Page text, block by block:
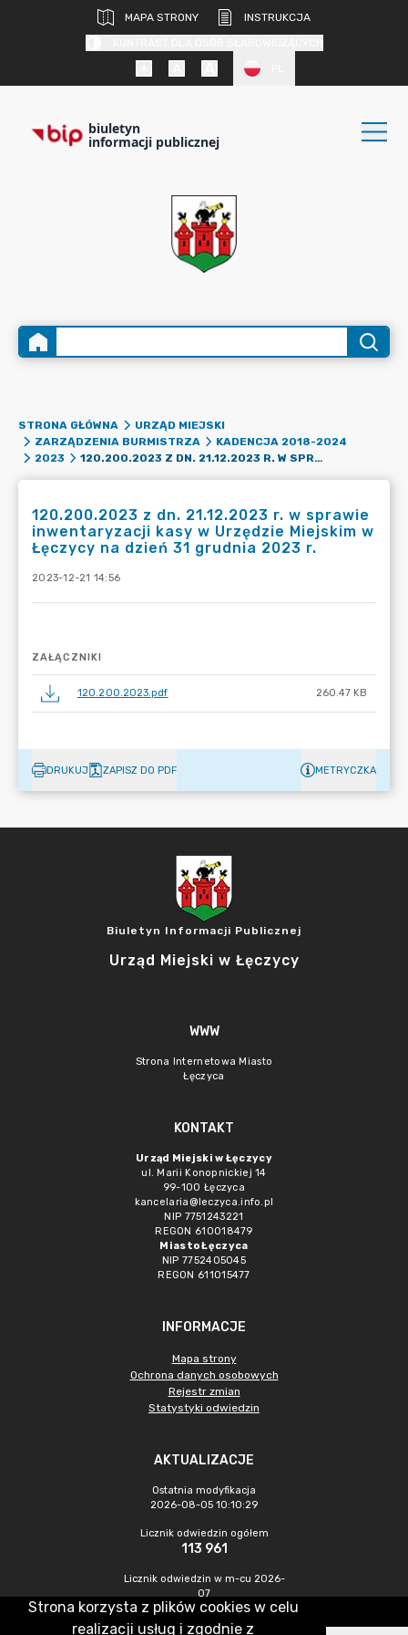
MAPA STRONY
INSTRUKCJA
biuletyn
informacji publicznej
STRONA GŁÓWNA
URZĄD MIEJSKI
ZARZĄDZENIA BURMISTRZA
KADENCJA 2018-2024
2023
120.200.2023 Z DN. 21.12.2023 R. W SPRAWIE INWENTARYZACJI KASY W URZĘDZIE MIEJSKIM W ŁĘCZYCY NA DZIEŃ 31 GRUDNIA 2023 R.
120.200.2023 z dn. 21.12.2023 r. w sprawie
inwentaryzacji kasy w Urzędzie Miejskim w
Łęczycy na dzień 31 grudnia 2023 r.
2023-12-21 14:56
ZAŁĄCZNIKI
120.200.2023.pdf 260.47 KB
DRUKUJ ZAPISZ DO PDF METRYCZKA
Biuletyn Informacji Publicznej
Urząd Miejski w Łęczycy
WWW
Strona Internetowa Miasto
Łęczyca
KONTAKT
Urząd Miejski w Łęczycy
ul. Marii Konopnickiej 14
99-100 Łęczyca
kancelaria@leczyca.info.pl
NIP 7751243221
REGON 610018479
Miasto Łęczyca
NIP 7752405045
REGON 611015477
INFORMACJE
Mapa strony
Ochrona danych osobowych
Rejestr zmian
Statystyki odwiedzin
AKTUALIZACJE
Ostatnia modyfikacja
2026-08-05 10:10:29
Licznik odwiedzin ogółem
113 961
Licznik odwiedzin w m-cu 2026-
07
480
Strona korzysta z plików cookies w celu
realizacji usług i zgodnie z